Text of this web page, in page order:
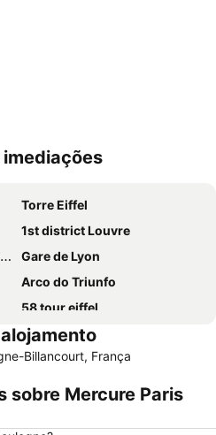
Torre Eiffel
1st district Louvre
Gare de Lyon
Arco do Triunfo
58 tour eiffel
Quartier Latin
9th district Opéra
6th district Luxembourg
Billancourt, França
sobre Mercure Paris